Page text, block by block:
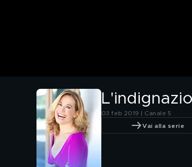
03 feb 2019 | Canale 5
Vai alla serie